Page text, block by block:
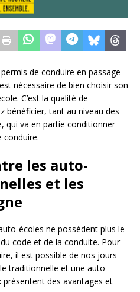
permis de conduire en passage
nécessaire de bien choisir son
C’est la qualité de
bénéficier, tant au niveau des
qui va en partie conditionner
conduire.
les auto-
et les
écoles ne possèdent plus le
code et de la conduite. Pour
il est possible de nos jours
traditionnelle et une auto-
des avantages et